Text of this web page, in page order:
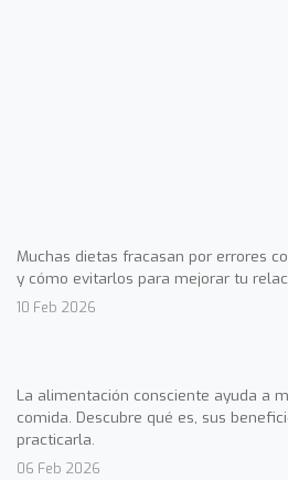
Muchas dietas fracasan por errores
y cómo evitarlos para mejorar tu
10 Feb 2026
La alimentación consciente ayuda a
comida. Descubre qué es, sus
practicarla.
06 Feb 2026